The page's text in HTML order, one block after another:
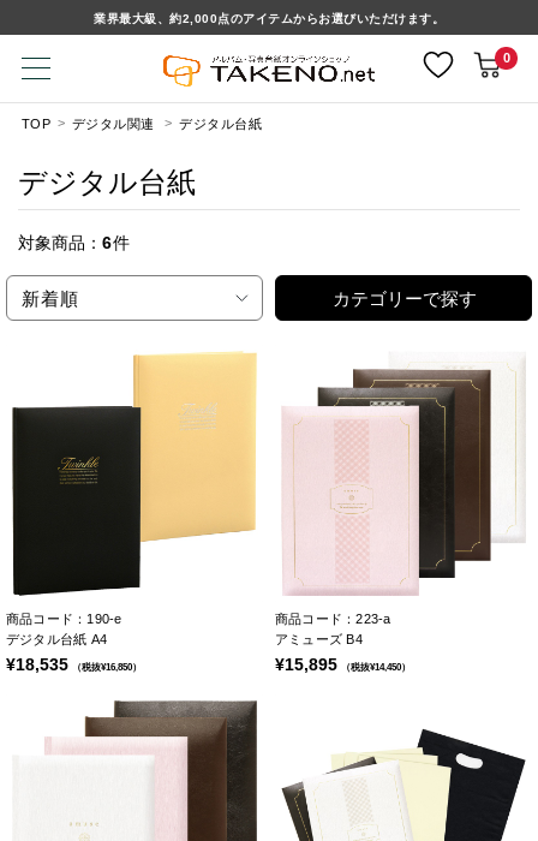
業界最大級、約2,000点のアイテムからお選びいただけます。
0
TOP デジタル関連 デジタル台紙
デジタル台紙
対象商品： 6件
新着順 カテゴリーで探す
商品コード：190-e
デジタル台紙 A4
¥18,535 （税抜¥16,850）
商品コード：223-a
アミューズ B4
¥15,895 （税抜¥14,450）